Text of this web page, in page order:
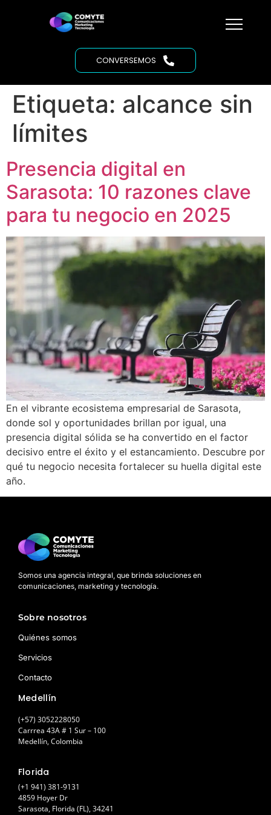
CONVERSEMOS
Etiqueta: alcance sin
límites
Presencia digital en
Sarasota: 10 razones clave
para tu negocio en 2025
En el vibrante ecosistema empresarial de Sarasota,
donde sol y oportunidades brillan por igual, una
presencia digital sólida se ha convertido en el factor
decisivo entre el éxito y el estancamiento. Descubre por
qué tu negocio necesita fortalecer su huella digital este
año.
Somos una agencia integral, que brinda soluciones en
comunicaciones, marketing y tecnología.
Sobre nosotros
Quiénes somos
Servicios
Contacto
Medellín
(+57) 3052228050
Carrrea 43A # 1 Sur – 100
Medellín, Colombia
Florida
(+1 941) 381-9131
4859 Hoyer Dr
Sarasota, Florida (FL), 34241